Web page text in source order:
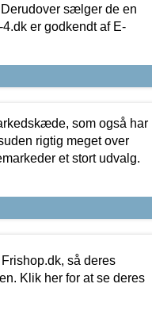
sælger de en
er godkendt af E-
som også har
rigtig meget over
et stort udvalg.
så deres
Klik her for at se deres